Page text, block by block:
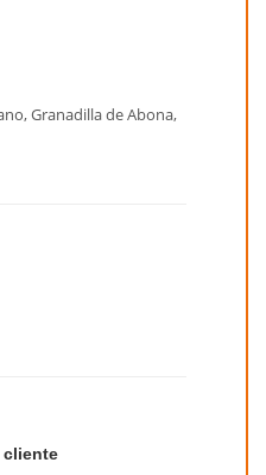
Granadilla de Abona,
cliente